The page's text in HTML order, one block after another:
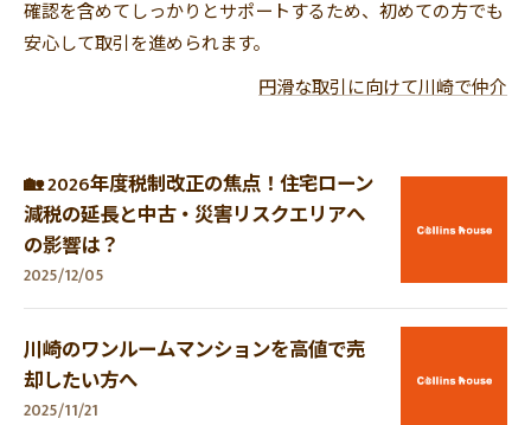
確認を含めてしっかりとサポートするため、初めての方でも
安心して取引を進められます。
円滑な取引に向けて川崎で仲介
🏡 2026年度税制改正の焦点！住宅ローン
減税の延長と中古・災害リスクエリアへ
の影響は？
2025/12/05
川崎のワンルームマンションを高値で売
却したい方へ
2025/11/21